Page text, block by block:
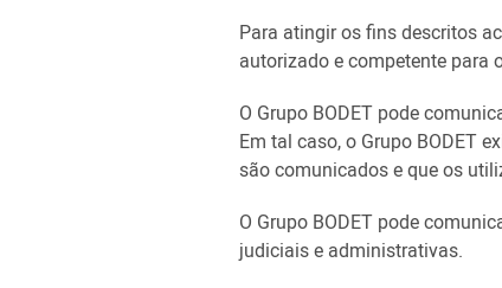
Para atingir os fins descritos
autorizado e competente para
O Grupo BODET pode
Em tal caso, o Grupo BODET
são comunicados e que os
O Grupo BODET pode
judiciais e administrativas.